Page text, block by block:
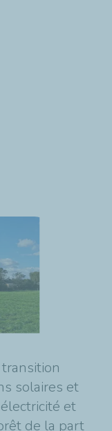
solaires et
et
de la part